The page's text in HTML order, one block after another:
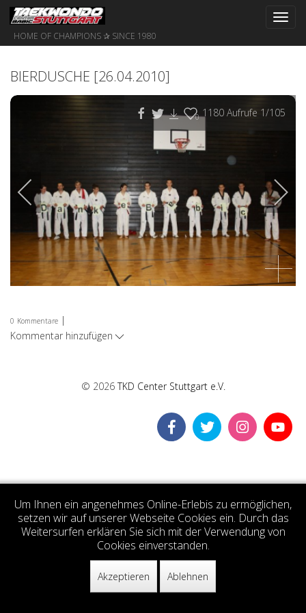
HOME OF CHAMPIONS ✰ SINCE 1980
BIERDUSCHE [26.04.2010]
0 1180 Aufrufe 1/105
0 Kommentare |
Kommentar hinzufügen
© 2026TKD Center Stuttgart e.V.
Um Ihnen ein angenehmes Online-Erlebis zu ermöglichen,
setzen wir auf unserer Webseite Cookies ein. Durch das
Weitersurfen erklären Sie sich mit der Verwendung von
Cookies einverstanden.
Akzeptieren Ablehnen